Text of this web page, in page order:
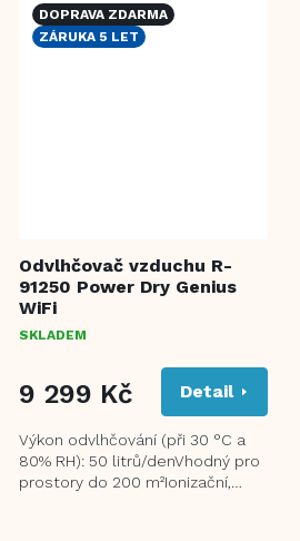
DOPRAVA ZDARMA
ZÁRUKA 5 LET
Odvlhčovač vzduchu R-
91250 Power Dry Genius
WiFi
SKLADEM
9 299 Kč Detail
Výkon odvlhčování (při 30 °C a
80% RH): 50 litrů/denVhodný pro
prostory do 200 m²Ionizační,